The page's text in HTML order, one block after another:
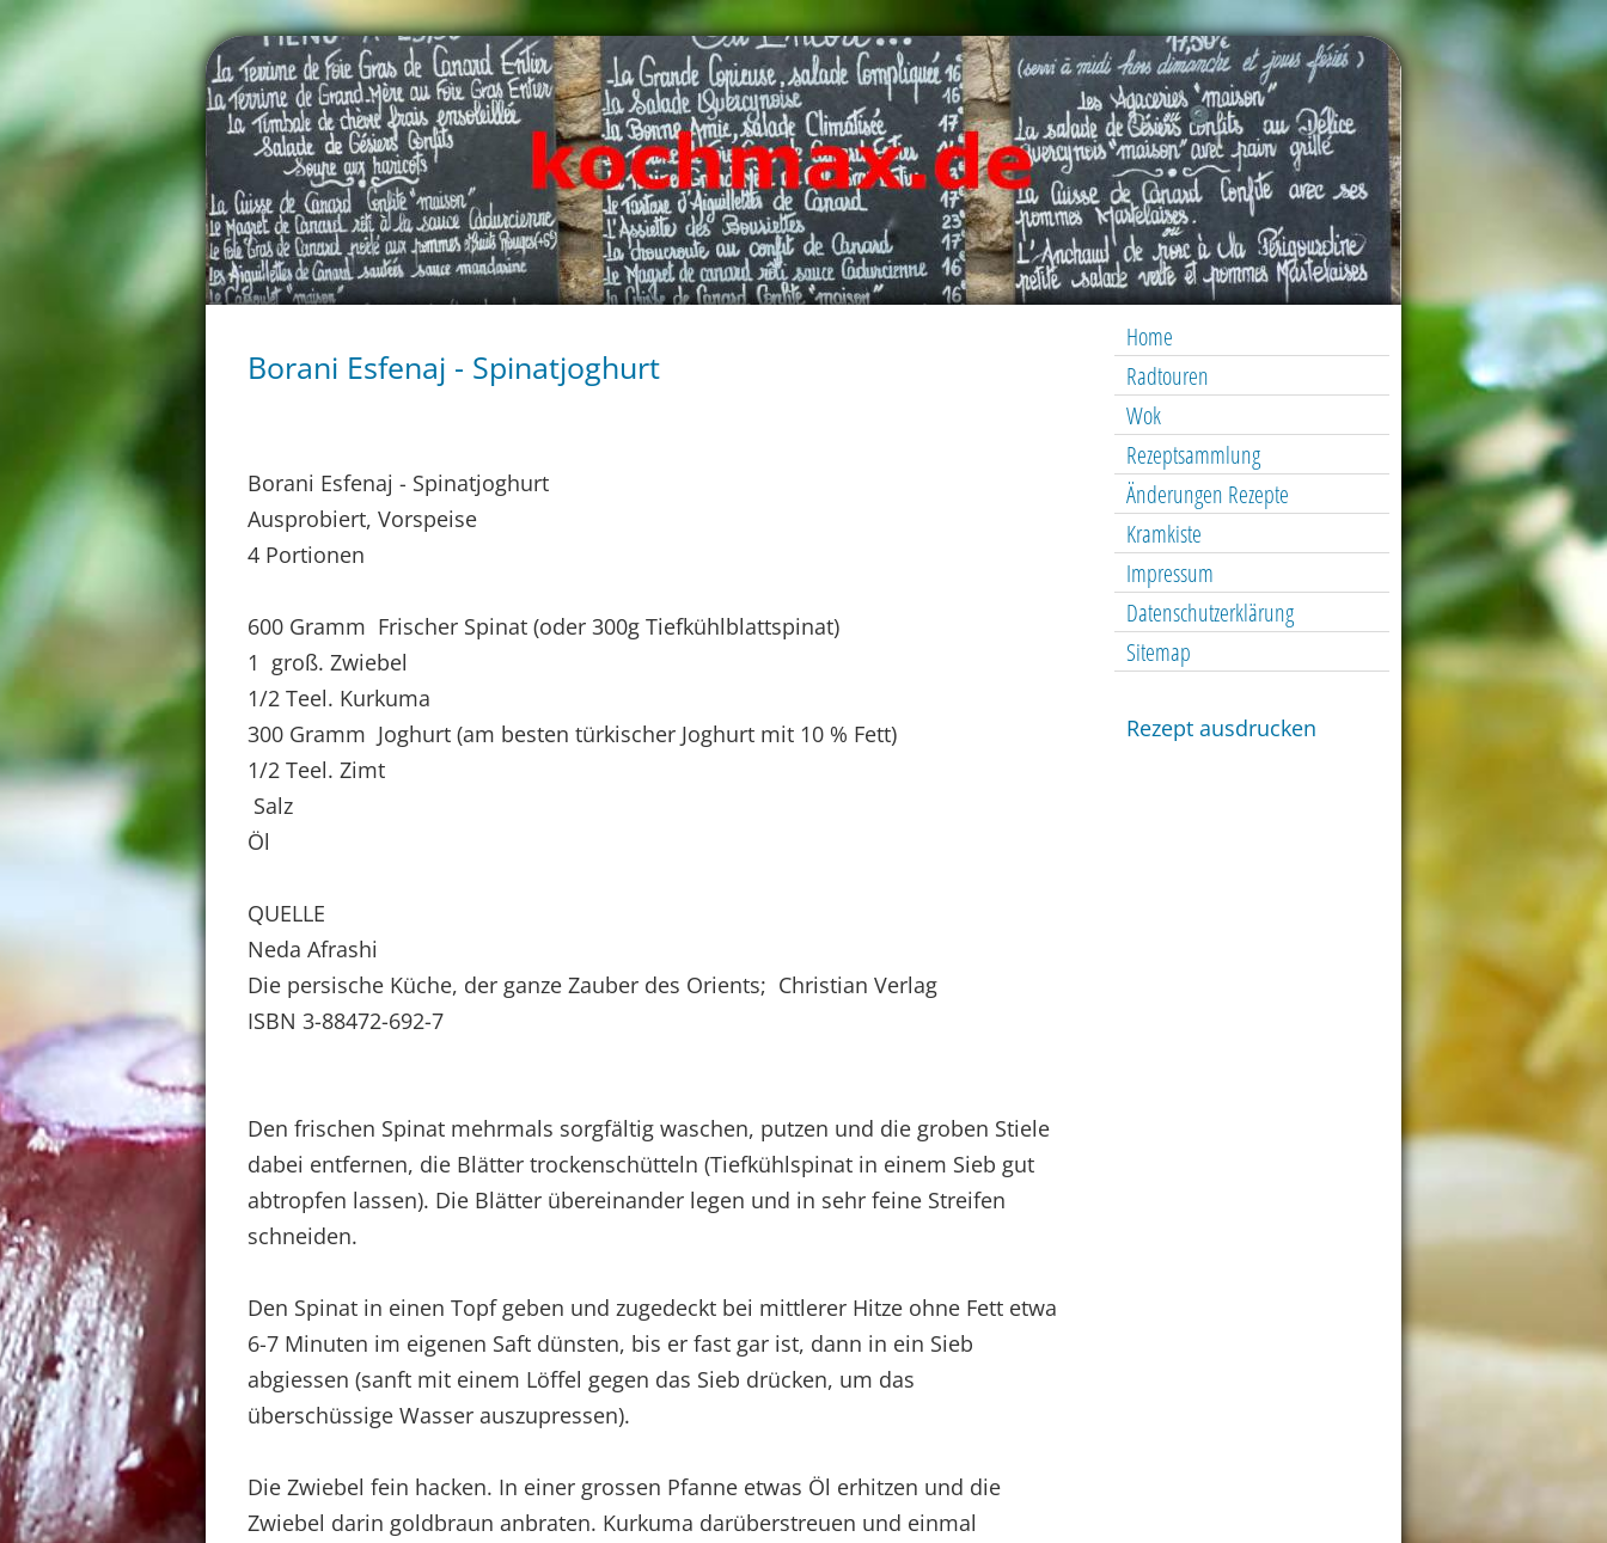
Home
Radtouren
Wok
Rezeptsammlung
Änderungen Rezepte
Kramkiste
Impressum
Datenschutzerklärung
Sitemap
Rezept ausdrucken
Borani Esfenaj - Spinatjoghurt
Borani Esfenaj - Spinatjoghurt
Ausprobiert, Vorspeise
4 Portionen
600 Gramm Frischer Spinat (oder 300g Tiefkühlblattspinat)
1 groß. Zwiebel
1/2 Teel. Kurkuma
300 Gramm Joghurt (am besten türkischer Joghurt mit 10 % Fett)
1/2 Teel. Zimt
Salz
Öl
QUELLE
Neda Afrashi
Die persische Küche, der ganze Zauber des Orients; Christian Verlag
ISBN 3-88472-692-7
Den frischen Spinat mehrmals sorgfältig waschen, putzen und die groben Stiele
dabei entfernen, die Blätter trockenschütteln (Tiefkühlspinat in einem Sieb gut
abtropfen lassen). Die Blätter übereinander legen und in sehr feine Streifen
schneiden.
Den Spinat in einen Topf geben und zugedeckt bei mittlerer Hitze ohne Fett etwa
6-7 Minuten im eigenen Saft dünsten, bis er fast gar ist, dann in ein Sieb
abgiessen (sanft mit einem Löffel gegen das Sieb drücken, um das
überschüssige Wasser auszupressen).
Die Zwiebel fein hacken. In einer grossen Pfanne etwas Öl erhitzen und die
Zwiebel darin goldbraun anbraten. Kurkuma darüberstreuen und einmal